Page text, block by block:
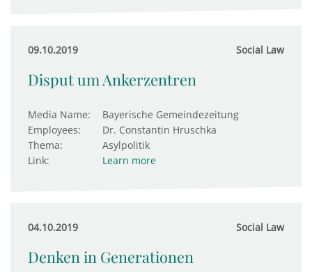
09.10.2019 Social Law
Disput um Ankerzentren
Media Name:
Bayerische Gemeindezeitung
Employees:
Dr. Constantin Hruschka
Thema:
Asylpolitik
Link:
Learn more
04.10.2019 Social Law
Denken in Generationen